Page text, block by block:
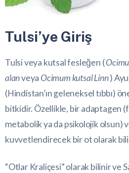
Tulsi’ye Giriş
Tulsi veya kutsal fesleğen (
alanveya Ocimum kutsal Linn)
(Hindistan’ın geleneksel tıbbı)
bitkidir. Özellikle, bir adaptagen
metabolik ya da psikolojik olsun)
kuvvetlendirecek bir ot olarak
“Otlar Kraliçesi” olarak bilinir ve